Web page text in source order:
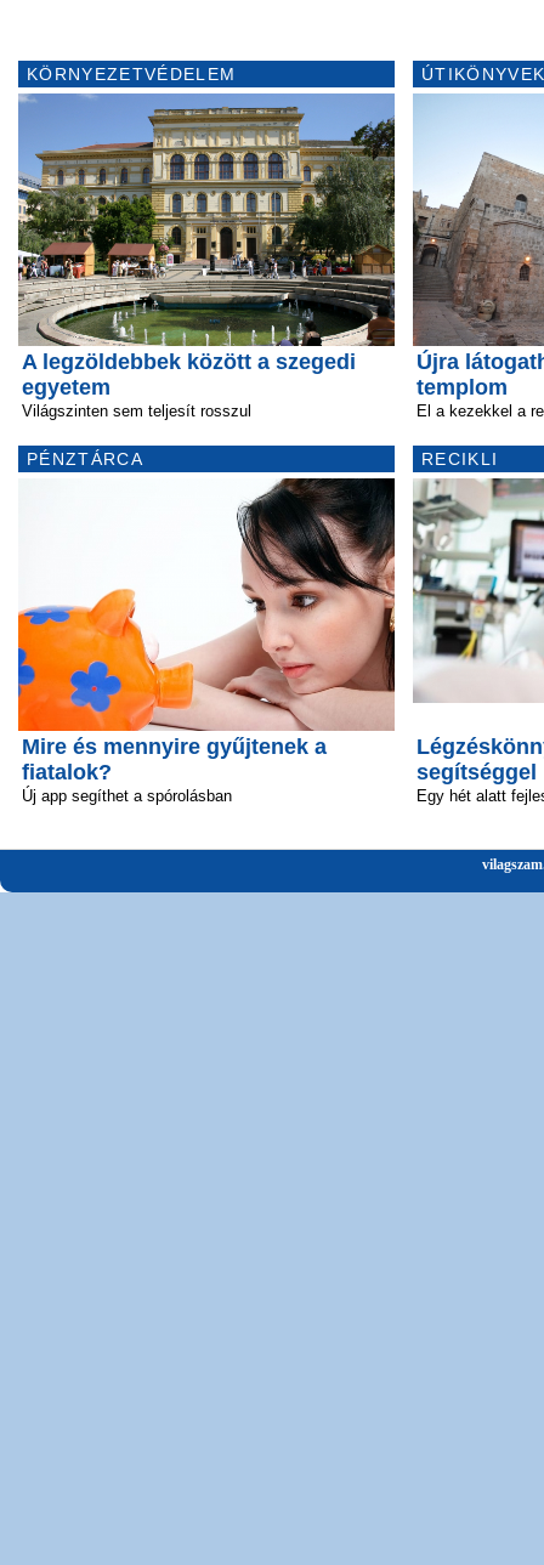
KÖRNYEZETVÉDELEM
A legzöldebbek között a szegedi
egyetem
Világszinten sem teljesít rosszul
PÉNZTÁRCA
Mire és mennyire gyűjtenek a
fiatalok?
Új app segíthet a spórolásban
Újra
templom
El a kezekkel a
RECIKLI
segítséggel
Egy hét alatt